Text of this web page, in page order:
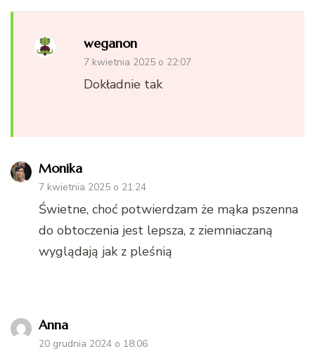
weganon
7 kwietnia 2025 o 22:07
Dokładnie tak
Monika
7 kwietnia 2025 o 21:24
Świetne, choć potwierdzam że mąka pszenna
do obtoczenia jest lepsza, z ziemniaczaną
wyglądają jak z pleśnią
Anna
20 grudnia 2024 o 18:06